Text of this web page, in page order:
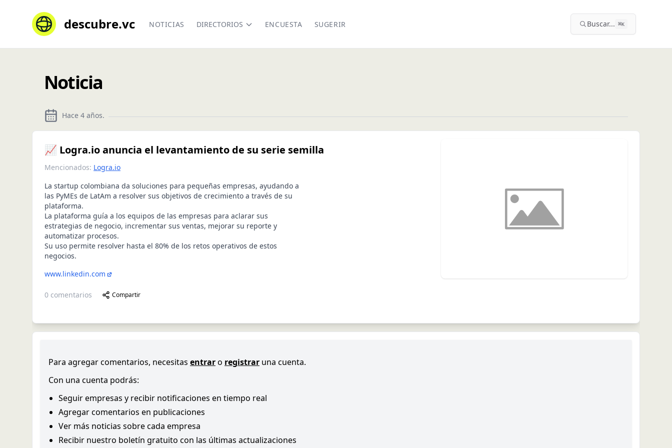
descubre.vc NOTICIAS DIRECTORIOS ENCUESTA SUGERIR Buscar... ⌘K
Noticia
Hace 4 años.
📈 Logra.io anuncia el levantamiento de su serie semilla
Mencionados: Logra.io
La startup colombiana da soluciones para pequeñas empresas, ayudando a
las PyMEs de LatAm a resolver sus objetivos de crecimiento a través de su
plataforma.
La plataforma guía a los equipos de las empresas para aclarar sus
estrategias de negocio, incrementar sus ventas, mejorar su reporte y
automatizar procesos.
Su uso permite resolver hasta el 80% de los retos operativos de estos
negocios.
www.linkedin.com
0 comentarios Compartir
Para agregar comentarios, necesitas entraro registrar una cuenta.
Con una cuenta podrás:
Seguir empresas y recibir notificaciones en tiempo real
Agregar comentarios en publicaciones
Ver más noticias sobre cada empresa
Recibir nuestro boletín gratuito con las últimas actualizaciones